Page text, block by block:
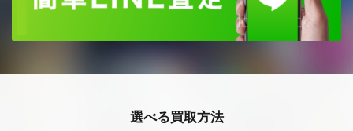
選べる買取方法